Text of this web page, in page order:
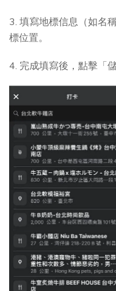
3. 填寫地標信息（如名
標位置。
4. 完成填寫後，點擊「